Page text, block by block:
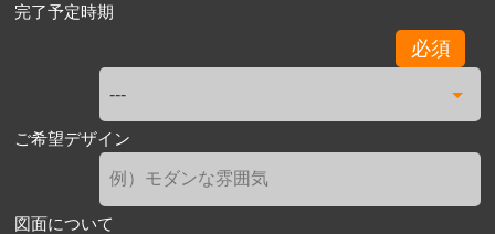
完了予定時期
必須
ご希望デザイン
図面について